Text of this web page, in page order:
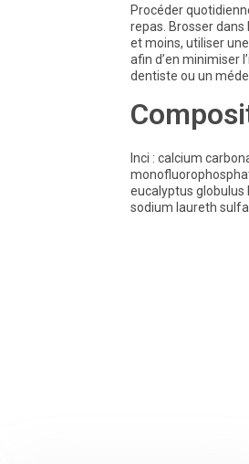
Procéder
repas. Brosser dans
et moins, utiliser
afin d’en minimiser
dentiste ou un
Inci : calcium
eucalyptus globulus
sodium laureth